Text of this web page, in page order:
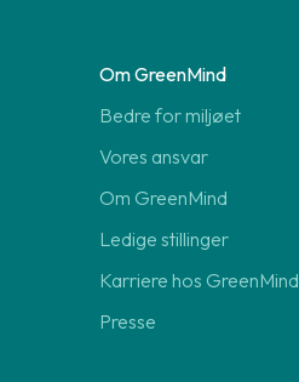
Om GreenMind
Bedre for miljøet
Vores ansvar
Om GreenMind
Ledige stillinger
Karriere hos GreenMind
Presse